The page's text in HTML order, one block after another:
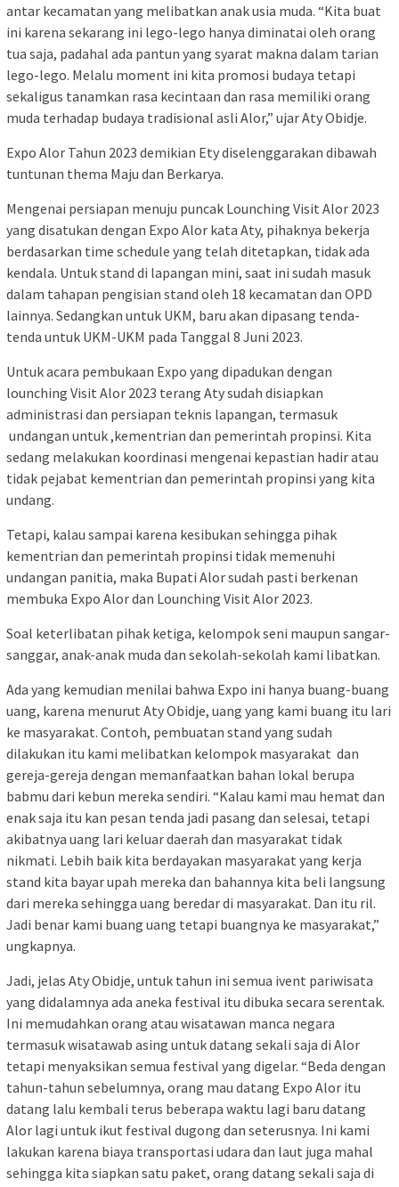
antar kecamatan yang melibatkan anak usia muda. “Kita buat
ini karena sekarang ini lego-lego hanya diminatai oleh orang
tua saja, padahal ada pantun yang syarat makna dalam tarian
lego-lego. Melalu moment ini kita promosi budaya tetapi
sekaligus tanamkan rasa kecintaan dan rasa memiliki orang
muda terhadap budaya tradisional asli Alor,” ujar Aty Obidje.
Expo Alor Tahun 2023 demikian Ety diselenggarakan dibawah
tuntunan thema Maju dan Berkarya.
Mengenai persiapan menuju puncak Lounching Visit Alor 2023
yang disatukan dengan Expo Alor kata Aty, pihaknya bekerja
berdasarkan time schedule yang telah ditetapkan, tidak ada
kendala. Untuk stand di lapangan mini, saat ini sudah masuk
dalam tahapan pengisian stand oleh 18 kecamatan dan OPD
lainnya. Sedangkan untuk UKM, baru akan dipasang tenda-
tenda untuk UKM-UKM pada Tanggal 8 Juni 2023.
Untuk acara pembukaan Expo yang dipadukan dengan
lounching Visit Alor 2023 terang Aty sudah disiapkan
administrasi dan persiapan teknis lapangan, termasuk
undangan untuk ,kementrian dan pemerintah propinsi. Kita
sedang melakukan koordinasi mengenai kepastian hadir atau
tidak pejabat kementrian dan pemerintah propinsi yang kita
undang.
Tetapi, kalau sampai karena kesibukan sehingga pihak
kementrian dan pemerintah propinsi tidak memenuhi
undangan panitia, maka Bupati Alor sudah pasti berkenan
membuka Expo Alor dan Lounching Visit Alor 2023.
Soal keterlibatan pihak ketiga, kelompok seni maupun sangar-
sanggar, anak-anak muda dan sekolah-sekolah kami libatkan.
Ada yang kemudian menilai bahwa Expo ini hanya buang-buang
uang, karena menurut Aty Obidje, uang yang kami buang itu lari
ke masyarakat. Contoh, pembuatan stand yang sudah
dilakukan itu kami melibatkan kelompok masyarakat dan
gereja-gereja dengan memanfaatkan bahan lokal berupa
babmu dari kebun mereka sendiri. “Kalau kami mau hemat dan
enak saja itu kan pesan tenda jadi pasang dan selesai, tetapi
akibatnya uang lari keluar daerah dan masyarakat tidak
nikmati. Lebih baik kita berdayakan masyarakat yang kerja
stand kita bayar upah mereka dan bahannya kita beli langsung
dari mereka sehingga uang beredar di masyarakat. Dan itu ril.
Jadi benar kami buang uang tetapi buangnya ke masyarakat,”
ungkapnya.
Jadi, jelas Aty Obidje, untuk tahun ini semua ivent pariwisata
yang didalamnya ada aneka festival itu dibuka secara serentak.
Ini memudahkan orang atau wisatawan manca negara
termasuk wisatawab asing untuk datang sekali saja di Alor
tetapi menyaksikan semua festival yang digelar. “Beda dengan
tahun-tahun sebelumnya, orang mau datang Expo Alor itu
datang lalu kembali terus beberapa waktu lagi baru datang
Alor lagi untuk ikut festival dugong dan seterusnya. Ini kami
lakukan karena biaya transportasi udara dan laut juga mahal
sehingga kita siapkan satu paket, orang datang sekali saja di